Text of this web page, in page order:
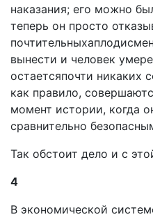
наказания; его можно
теперь он просто
вынести и человек
остаетсяпо­чти никаких
как правило,
момент истории, когда
сравнительно
Так обстоит дело и с
4
В экономической